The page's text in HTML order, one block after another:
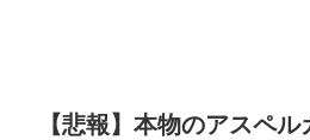
【悲報】本物のアスペ